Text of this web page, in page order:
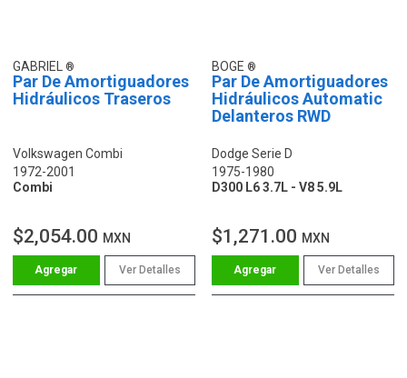
GABRIEL
Par De Amortiguadores
Hidráulicos Traseros
Volkswagen Combi
1972-2001
Combi
$2,054.00 MXN
Ver Detalles
BOGE
Par De Amortiguadores
Hidráulicos Automatic
Delanteros RWD
Dodge Serie D
1975-1980
D300 L6 3.7L - V8 5.9L
$1,271.00 MXN
Ver Detalles